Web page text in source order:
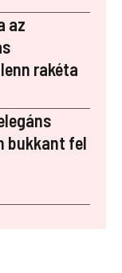
az
rakéta
bukkant fel